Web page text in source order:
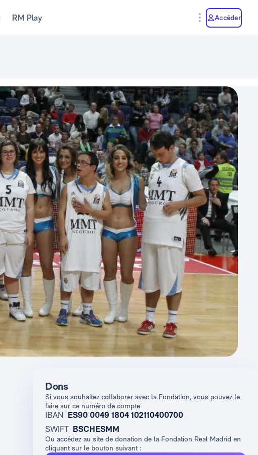
RM Play Accéder
Dons
Si vous souhaitez collaborer avec la Fondation, vous pouvez le
faire sur ce numéro de compte
IBAN ES90 0049 1804 102110400700
SWIFT BSCHESMM
Ou accédez au site de donation de la Fondation Real Madrid en
cliquant sur le bouton suivant :